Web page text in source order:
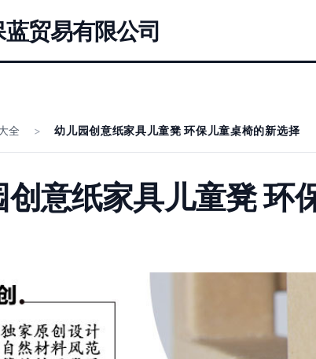
贸易有限公司
全 > 幼儿园创意纸家具儿童凳 环保儿童桌椅的新选择
意纸家具儿童凳 环